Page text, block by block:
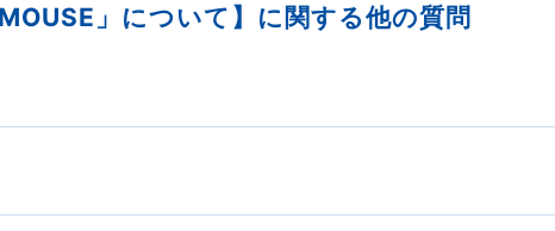
」について】に関する他の質問